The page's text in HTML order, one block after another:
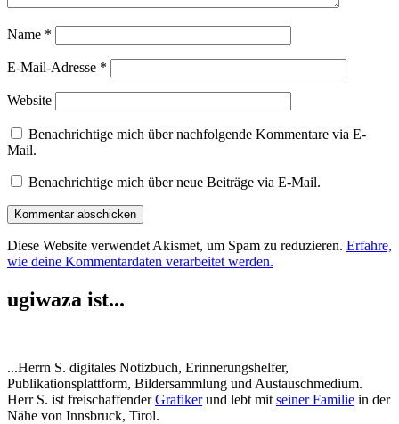
Name *
E-Mail-Adresse *
Website
Benachrichtige mich über nachfolgende Kommentare via E-
Mail.
Benachrichtige mich über neue Beiträge via E-Mail.
Diese Website verwendet Akismet, um Spam zu reduzieren. Erfahre,
wie deine Kommentardaten verarbeitet werden.
ugiwaza ist...
...Herrn S. digitales Notizbuch, Erinnerungshelfer,
Publikationsplattform, Bildersammlung und Austauschmedium.
Herr S. ist freischaffenderGrafikerund lebt mit seiner Familie in der
Nähe von Innsbruck, Tirol.